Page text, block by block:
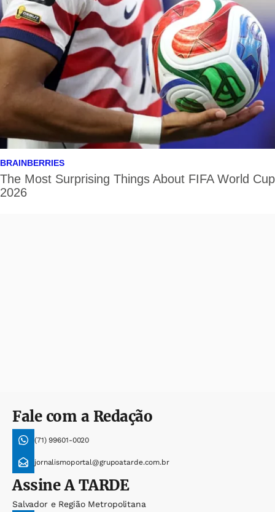
Fale com a Redação
(71) 99601-0020
jornalismoportal@grupoatarde.com.br
AssineA TARDE
Salvador e Região Metropolitana